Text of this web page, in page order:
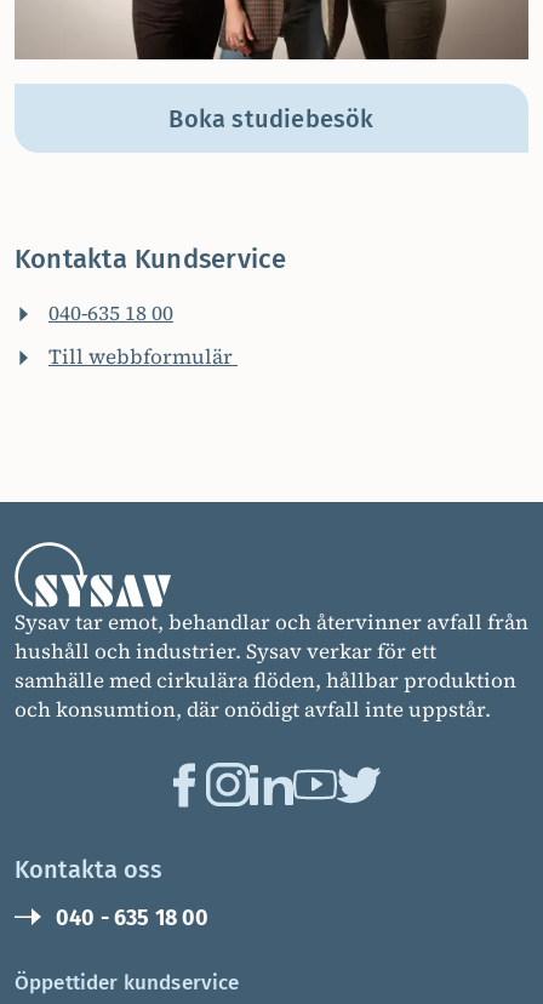
Boka studiebesök
Kontakta Kundservice
040-635 18 00
Till webbformulär
Sysav tar emot, behandlar och återvinner avfall från
hushåll och industrier. Sysav verkar för ett
samhälle med cirkulära flöden, hållbar produktion
och konsumtion, där onödigt avfall inte uppstår.
Kontakta oss
040 - 635 18 00
Öppettider kundservice